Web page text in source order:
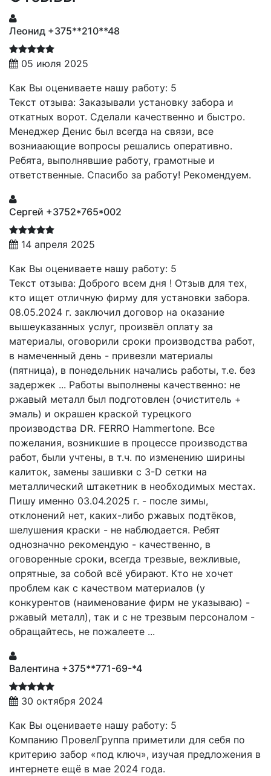
Леонид +375**210**48
05 июля 2025
Как Вы оцениваете нашу работу: 5
Текст отзыва: Заказывали установку забора и
откатных ворот. Сделали качественно и быстро.
Менеджер Денис был всегда на связи, все
возниаающие вопросы решались оперативно.
Ребята, выполнявшие работу, грамотные и
ответственные. Спасибо за работу! Рекомендуем.
Сергей +3752*765*002
14 апреля 2025
Как Вы оцениваете нашу работу: 5
Текст отзыва: Доброго всем дня ! Отзыв для тех,
кто ищет отличную фирму для установки забора.
08.05.2024 г. заключил договор на оказание
вышеуказанных услуг, произвёл оплату за
материалы, оговорили сроки производства работ,
в намеченный день - привезли материалы
(пятница), в понедельник начались работы, т.е. без
задержек ... Работы выполнены качественно: не
ржавый металл был подготовлен (очиститель +
эмаль) и окрашен краской турецкого
производства DR. FERRO Hammertone. Все
пожелания, возникшие в процессе производства
работ, были учтены, в т.ч. по изменению ширины
калиток, замены зашивки с 3-D сетки на
металлический штакетник в необходимых местах.
Пишу именно 03.04.2025 г. - после зимы,
отклонений нет, каких-либо ржавых подтёков,
шелушения краски - не наблюдается. Ребят
однозначно рекомендую - качественно, в
оговоренные сроки, всегда трезвые, вежливые,
опрятные, за собой всё убирают. Кто не хочет
проблем как с качеством материалов (у
конкурентов (наименование фирм не указываю) -
ржавый металл), так и с не трезвым персоналом -
обращайтесь, не пожалеете ...
Валентина +375**771-69-*4
30 октября 2024
Как Вы оцениваете нашу работу: 5
Компанию ПровелГруппа приметили для себя по
критерию забор «под ключ», изучая предложения в
интернете ещё в мае 2024 года.